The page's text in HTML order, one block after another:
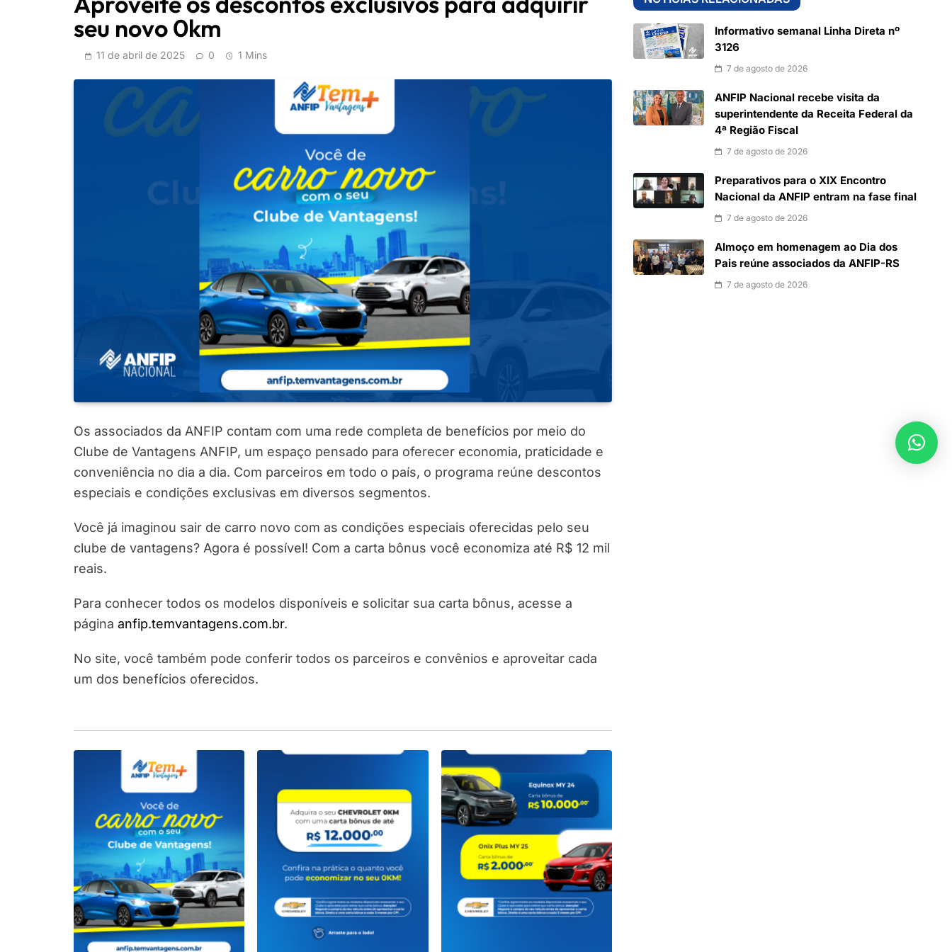
seu novo 0km
11 de abril de 2025 0 1 Mins
Os associados da ANFIP contam com uma rede completa de benefícios por meio do
Clube de Vantagens ANFIP, um espaço pensado para oferecer economia, praticidade e
conveniência no dia a dia. Com parceiros em todo o país, o programa reúne descontos
especiais e condições exclusivas em diversos segmentos.
Você já imaginou sair de carro novo com as condições especiais oferecidas pelo seu
clube de vantagens? Agora é possível! Com a carta bônus você economiza até R$ 12 mil
reais.
Para conhecer todos os modelos disponíveis e solicitar sua carta bônus, acesse a
página anfip.temvantagens.com.br.
No site, você também pode conferir todos os parceiros e convênios e aproveitar cada
um dos benefícios oferecidos.
Informativo semanal Linha Direta nº
3126
7 de agosto de 2026
ANFIP Nacional recebe visita da
superintendente da Receita Federal da
4ª Região Fiscal
7 de agosto de 2026
Preparativos para o XIX Encontro
Nacional da ANFIP entram na fase final
7 de agosto de 2026
Almoço em homenagem ao Dia dos
Pais reúne associados da ANFIP-RS
7 de agosto de 2026